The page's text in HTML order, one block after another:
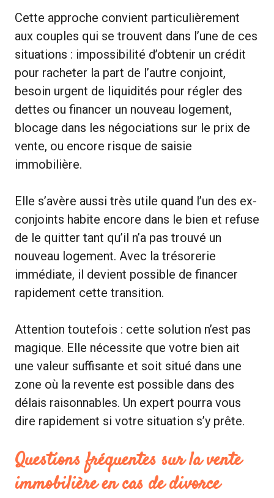
Cette approche convient particulièrement
aux couples qui se trouvent dans l’une de ces
situations : impossibilité d’obtenir un crédit
pour racheter la part de l’autre conjoint,
besoin urgent de liquidités pour régler des
dettes ou financer un nouveau logement,
blocage dans les négociations sur le prix de
vente, ou encore risque de saisie
immobilière.
Elle s’avère aussi très utile quand l’un des ex-
conjoints habite encore dans le bien et refuse
de le quitter tant qu’il n’a pas trouvé un
nouveau logement. Avec la trésorerie
immédiate, il devient possible de financer
rapidement cette transition.
Attention toutefois : cette solution n’est pas
magique. Elle nécessite que votre bien ait
une valeur suffisante et soit situé dans une
zone où la revente est possible dans des
délais raisonnables. Un expert pourra vous
dire rapidement si votre situation s’y prête.
Questions fréquentes sur la vente
immobilière en cas de divorce